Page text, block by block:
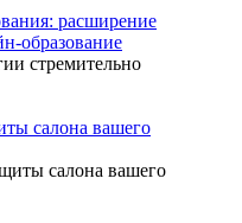
расширение
образование
стремительно
салона вашего
салона вашего